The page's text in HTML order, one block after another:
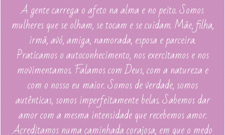
A gente carrega o afeto na alma e no peito. Somos
mulheres que se olham, se tocam e se cuidam. Mãe, filha,
irmã, avó, amiga, namorada, esposa e parceira.
Praticamos o autoconhecimento, nos exercitamos e nos
movimentamos. Falamos com Deus, com a natureza e
com o nosso eu maior. Somos de verdade, somos
autênticas, somos imperfeitamente belas. Sabemos dar
amor com a mesma intensidade que recebemos amor.
Acreditamos numa caminhada corajosa, em que o medo